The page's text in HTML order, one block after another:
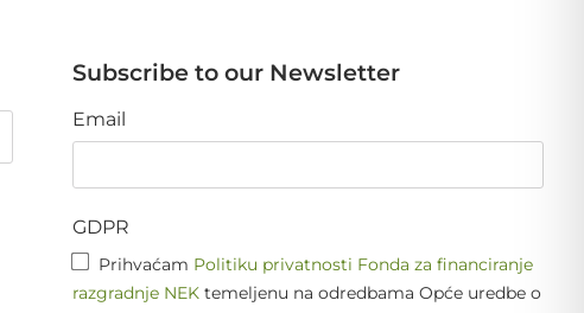
Subscribe to our Newsletter
Email
GDPR
Prihvaćam Politiku privatnosti Fonda za financiranje
razgradnje NEK temeljenu na odredbama Opće uredbe o